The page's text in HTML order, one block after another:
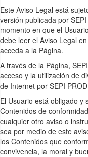
Este Aviso Legal está
versión publicada por
momento en que el
debe leer el Aviso Legal
acceda a la Página.
A través de la Página,
acceso y la utilización de
de Internet por SEPI
El Usuario está obligado y
Contenidos de
cualquier otro aviso o
sea por medio de este
los Contenidos que
convivencia, la moral y